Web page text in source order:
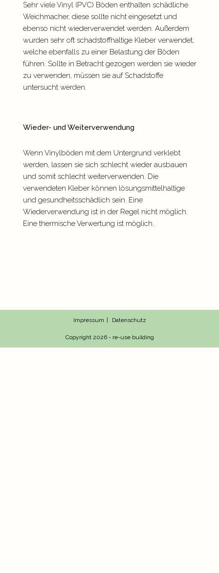
Sehr viele Vinyl (PVC) Böden enthalten schädliche
Weichmacher, diese sollte nicht eingesetzt und
ebenso nicht wiederverwendet werden. Außerdem
wurden sehr oft schadstoffhaltige Kleber verwendet,
welche ebenfalls zu einer Belastung der Böden
führen. Sollte in Betracht gezogen werden sie wieder
zu verwenden, müssen sie auf Schadstoffe
untersucht werden.
Wieder- und Weiterverwendung
Wenn Vinylböden mit dem Untergrund verklebt
werden, lassen sie sich schlecht wieder ausbauen
und somit schlecht weiterverwenden. Die
verwendeten Kleber können lösungsmittelhaltige
und gesundheitsschädlich sein. Eine
Wiederverwendung ist in der Regel nicht möglich.
Eine thermische Verwertung ist möglich.
Impressum Datenschutz
Copyright 2026 - re-use building